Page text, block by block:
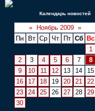
Календарь новостей
« Ноябрь 2009 »
Пн
Вт Ср Чт Пт Сб
Вс
1
2
3 4 5 6 7
8
9
10 11 12 13 14
15
16
17 18 19 20 21
22
23
24 25 26 27 28
29
30